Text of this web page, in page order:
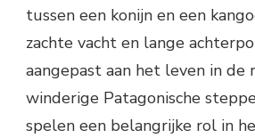
tussen een konijn en een
zachte vacht en lange
aangepast aan het leven in de
winderige Patagonische
spelen een belangrijke rol in